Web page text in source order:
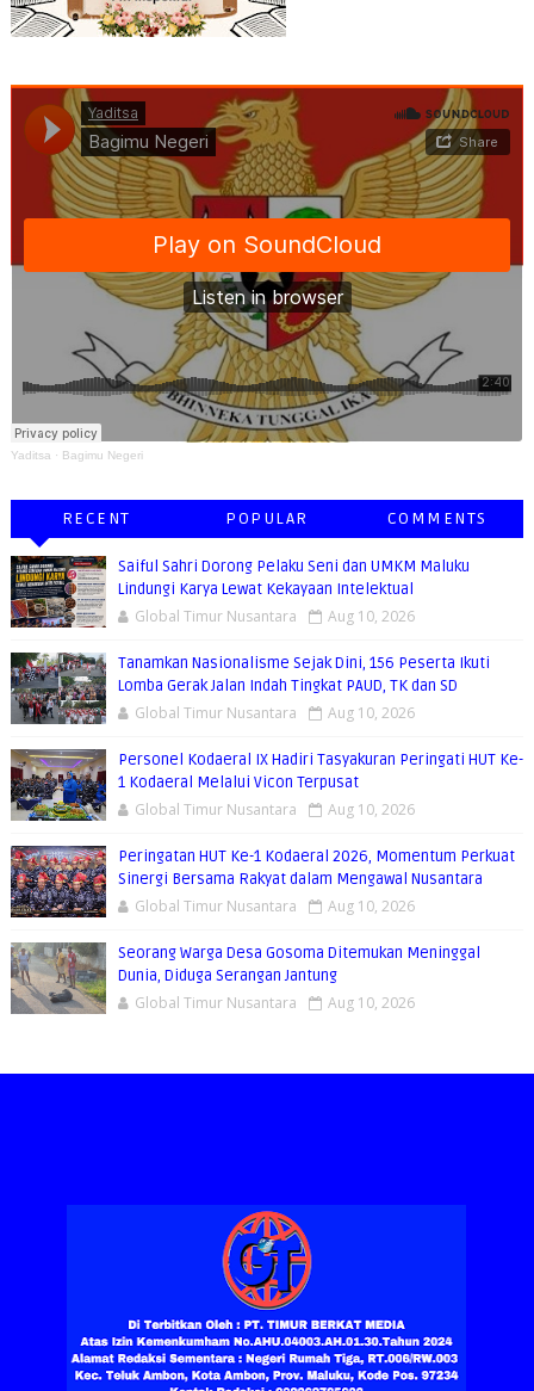
Yaditsa · Bagimu Negeri
RECENT POPULAR COMMENTS
Saiful Sahri Dorong Pelaku Seni dan UMKM Maluku
Lindungi Karya Lewat Kekayaan Intelektual
Global Timur Nusantara Aug 10, 2026
Tanamkan Nasionalisme Sejak Dini, 156 Peserta Ikuti
Lomba Gerak Jalan Indah Tingkat PAUD, TK dan SD
Global Timur Nusantara Aug 10, 2026
Personel Kodaeral IX Hadiri Tasyakuran Peringati HUT Ke-
1 Kodaeral Melalui Vicon Terpusat
Global Timur Nusantara Aug 10, 2026
Peringatan HUT Ke-1 Kodaeral 2026, Momentum Perkuat
Sinergi Bersama Rakyat dalam Mengawal Nusantara
Global Timur Nusantara Aug 10, 2026
Seorang Warga Desa Gosoma Ditemukan Meninggal
Dunia, Diduga Serangan Jantung
Global Timur Nusantara Aug 10, 2026